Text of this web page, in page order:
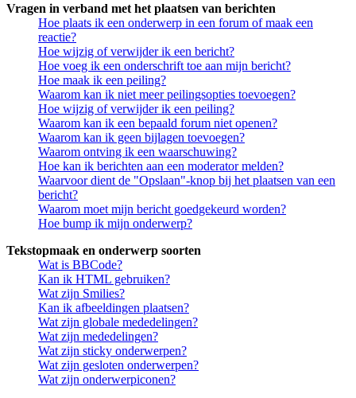
Vragen in verband met het plaatsen van berichten
Hoe plaats ik een onderwerp in een forum of maak een
reactie?
Hoe wijzig of verwijder ik een bericht?
Hoe voeg ik een onderschrift toe aan mijn bericht?
Hoe maak ik een peiling?
Waarom kan ik niet meer peilingsopties toevoegen?
Hoe wijzig of verwijder ik een peiling?
Waarom kan ik een bepaald forum niet openen?
Waarom kan ik geen bijlagen toevoegen?
Waarom ontving ik een waarschuwing?
Hoe kan ik berichten aan een moderator melden?
Waarvoor dient de "Opslaan"-knop bij het plaatsen van een
bericht?
Waarom moet mijn bericht goedgekeurd worden?
Hoe bump ik mijn onderwerp?
Tekstopmaak en onderwerp soorten
Wat is BBCode?
Kan ik HTML gebruiken?
Wat zijn Smilies?
Kan ik afbeeldingen plaatsen?
Wat zijn globale mededelingen?
Wat zijn mededelingen?
Wat zijn sticky onderwerpen?
Wat zijn gesloten onderwerpen?
Wat zijn onderwerpiconen?